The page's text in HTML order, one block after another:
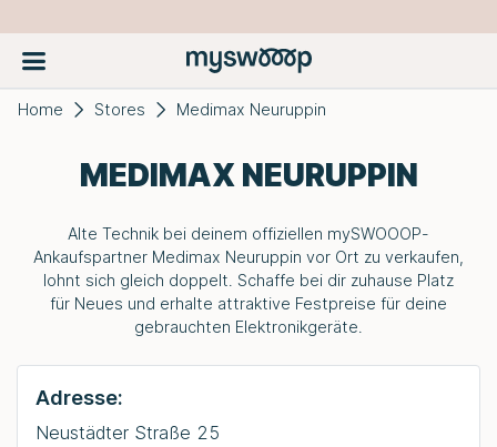
Home Stores Medimax Neuruppin
MEDIMAX NEURUPPIN
Alte Technik bei deinem offiziellen mySWOOOP-
Ankaufspartner Medimax Neuruppin vor Ort zu verkaufen,
lohnt sich gleich doppelt. Schaffe bei dir zuhause Platz
für Neues und erhalte attraktive Festpreise für deine
gebrauchten Elektronikgeräte.
Adresse:
Neustädter Straße 25